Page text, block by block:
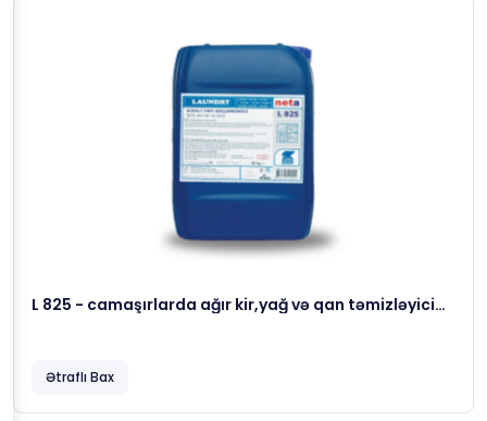
L 825 - camaşırlarda ağır kir,yağ və qan təmizləyici
Ətraflı Bax